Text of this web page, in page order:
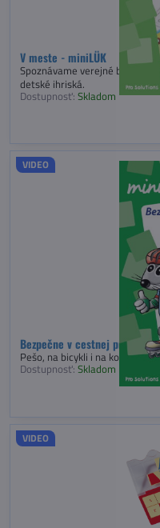
V meste - miniLÜK
Spoznávame verejné budovy,
detské ihriská.
Dostupnosť: Skladom
Bezpečne v cestnej
VIDEO
Pešo, na bicykli i na korčuliach.
Dostupnosť: Skladom
VIDEO